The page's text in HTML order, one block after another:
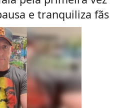
e tranquiliza fãs